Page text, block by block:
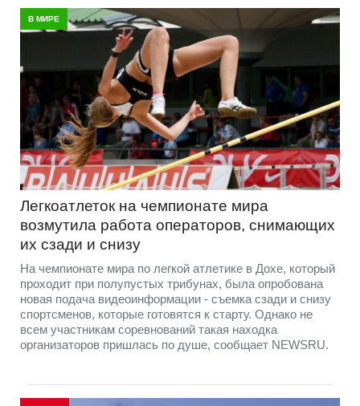
В МИРЕ
Легкоатлеток на чемпионате мира
возмутила работа операторов, снимающих
их сзади и снизу
На чемпионате мира по легкой атлетике в Дохе, который
проходит при полупустых трибунах, была опробована
новая подача видеоинформации - съемка сзади и снизу
спортсменов, которые готовятся к старту. Однако не
всем участникам соревнований такая находка
организаторов пришлась по душе, сообщает NEWSRU.